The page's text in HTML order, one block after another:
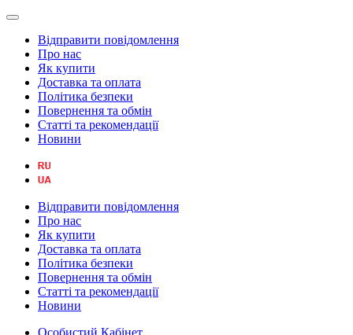
Відправити повідомлення
Про нас
Як купити
Доставка та оплата
Політика безпеки
Повернення та обмін
Статті та рекомендації
Новини
Відправити повідомлення
Про нас
Як купити
Доставка та оплата
Політика безпеки
Повернення та обмін
Статті та рекомендації
Новини
Особистий Кабінет